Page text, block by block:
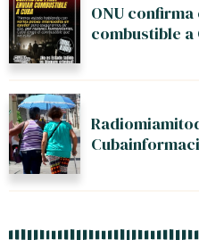
ONU
combustible a